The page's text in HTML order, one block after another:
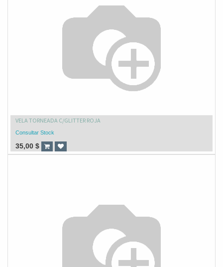
VELA TORNEADA C/GLITTER ROJA
Consultar Stock
35,00 $